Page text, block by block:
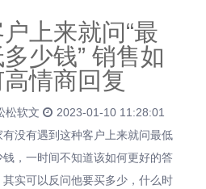
上来就问“最
少钱” 销售如
情商回复
松软文
2023-01-10 11:28:01
有没有遇到这种客户上来就问最低
钱，一时间不知道该如何更好的答
其实可以反问他要买多少，什么时